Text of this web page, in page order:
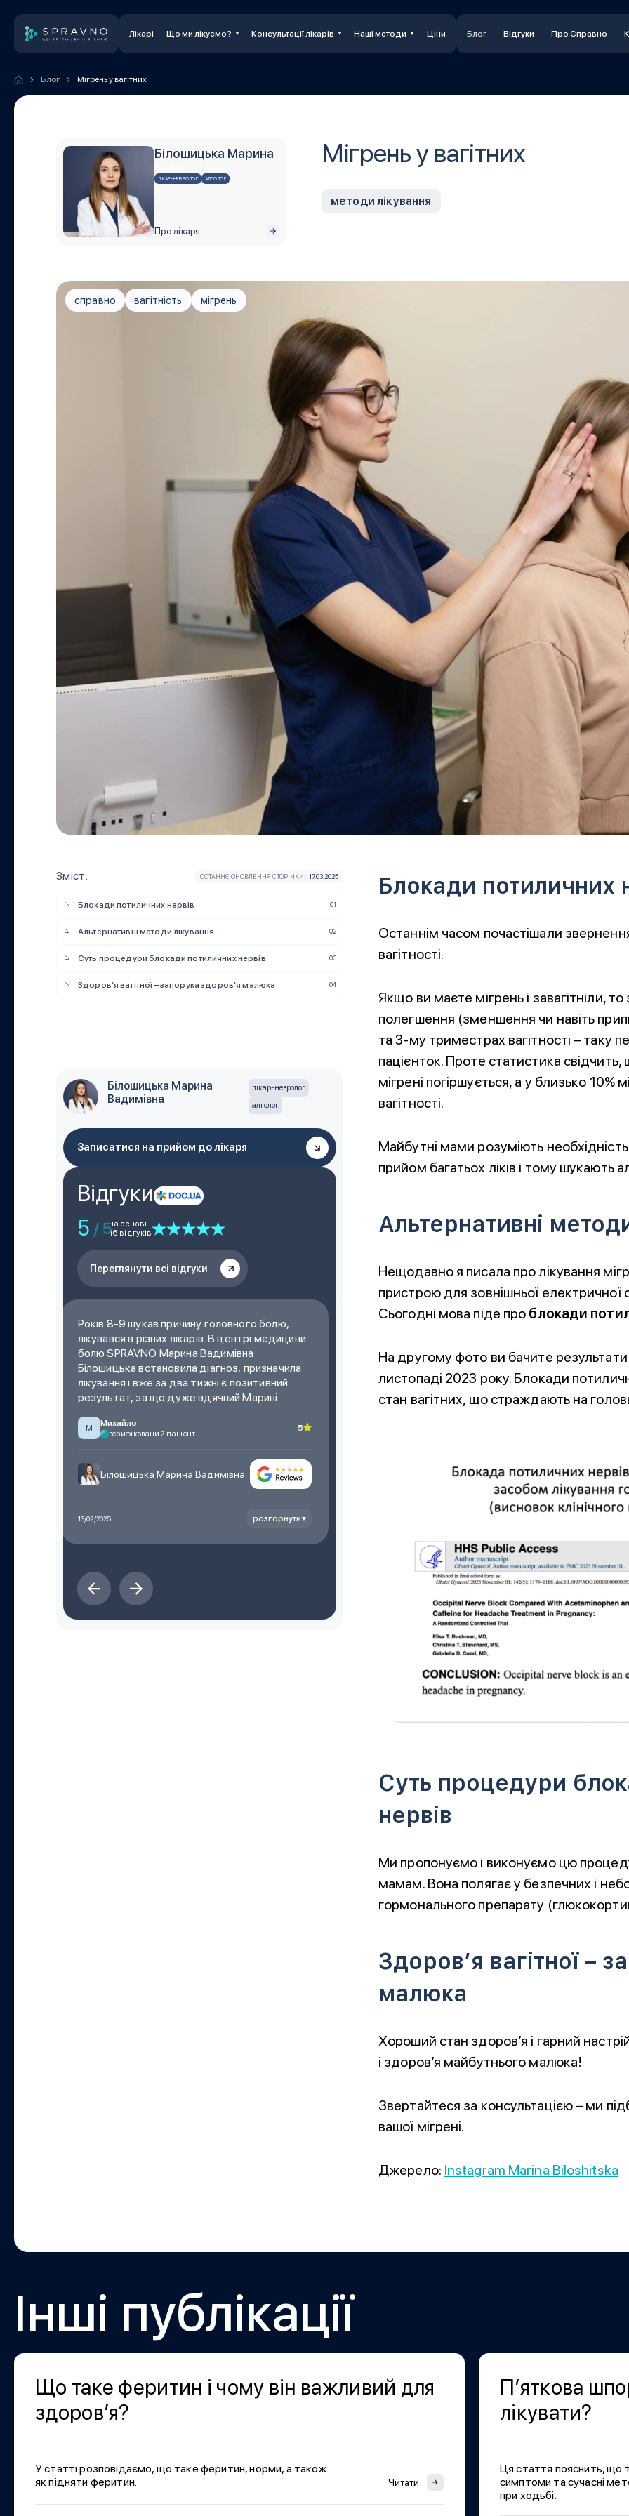
Лікарі Що ми лікуємо? Консультації лікарів Наші методи Ціни Блог Відгуки Про Справно
Блог Мігрень у вагітних
Мігрень у вагітних
методи лікування
справно вагітність мігрень
Білошицька Марина
ЛІКАР-НЕВРОЛОГ АЛГОЛОГ
Про лікаря
Блокади потиличних
Останнім часом почастішали
вагітності.
Якщо ви маєте мігрень і завагітніли,
полегшення (зменшення чи навіть
та 3-му триместрах вагітності – таку
пацієнток. Проте статистика
мігрені погіршується, а у близько 10%
вагітності.
Майбутні мами розуміють
прийом багатьох ліків і тому шукають
Альтернативні
Нещодавно я писала про лікування
пристрою для зовнішньої електричної
Сьогодні мова піде про блокади
На другому фото ви бачите результати
листопаді 2023 року. Блокади
стан вагітних, що страждають на
Суть процедури
нервів
Ми пропонуємо і виконуємо цю
мамам. Вона полягає у безпечних і
гормонального препарату
Здоров’я вагітної –
малюка
Хороший стан здоров’я і гарний
і здоров’я майбутнього малюка!
Звертайтеся за консультацією – ми
вашої мігрені.
Джерело: Instagram Marina Biloshitska
Зміст: ОСТАННЄ ОНОВЛЕННЯ СТОРІНКИ: 17.03.2025
Блокади потиличних нервів
Альтернативні методи лікування
Суть процедури блокади потиличних нервів
Здоров’я вагітної – запорука здоров’я малюка
Білошицька Марина
Вадимівна
лікар-невролог
алголог
Записатися на прийом до лікаря
Відгуки
5 / 5на основі
16 відгуків
Переглянути всі відгуки
Років 8-9 шукав причину головного болю,
лікувався в різних лікарів. В центрі медицини
болю SPRAVNO Марина Вадимівна
Білошицька встановила діагноз, призначила
лікування і вже за два тижні є позитивний
результат, за що дуже вдячний Марині
Рекомендую всім, дуже хороша клініка.
М
Михайло
верифікований пацієнт
5
Білошицька Марина Вадимівна
13/02/2025 розгорнути
Лікарка гарно вислухала мої скарги,
та які ліки потрібно було приймати, мені
сподобалось з нею спілкуватися, все в
доступній формі розповіла що треба робити.
верифікований пацієнт
Білошицька Марина Вадимівна
Інші публікації
Що таке феритин і чому він важливий для
здоров’я?
У статті розповідаємо, що таке феритин, норми, а також
як підняти феритин.
Читати
П’яткова
лікувати?
Ця стаття пояснить, що
симптоми та сучасні
при ходьбі.